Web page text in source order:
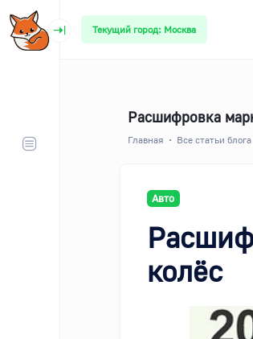
Текущий город: Москва
Расшифровка
Главная Все статьи блога
Авто
колёс